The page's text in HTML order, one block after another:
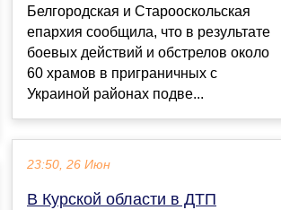
Белгородская и Старооскольская
епархия сообщила, что в результате
боевых действий и обстрелов около
60 храмов в приграничных с
Украиной районах подве...
23:50, 26 Июн
В Курской области в ДТП